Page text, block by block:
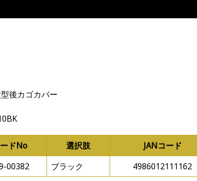
後カゴカバー
ドNo 選択肢 JANコード
00382
ブラック 4986012111162